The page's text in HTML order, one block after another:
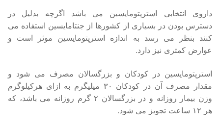
داروی انتخابی استرپتومایسین می باشد اگرچه بدلیل در
دسترس بودن در بسیاری از کشورها از جنتامایسین استفاده می
کنند بنظر می رسد به اندازه استرپتومایسین موثر است و
عوارض کمتری نیز دارد.
استرپتومایسین در کودکان و بزرگسالان مصرف می شود و
مقدار مصرف آن در کودکان ۳۰ میلیگرم به ازای هرکیلوگرم
وزن بیمار روزانه و در بزرگسالان ۲ گرم روزانه می باشد، که
هر ۱۲ ساعت تجویز می شود.